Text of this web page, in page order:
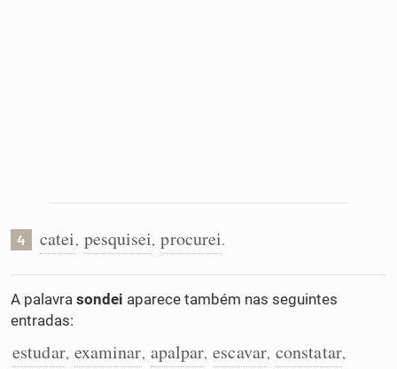
4 catei, pesquisei, procurei.
A palavra sondei aparece também nas seguintes
entradas:
estudar, examinar, apalpar, escavar, constatar,